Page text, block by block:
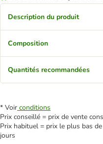
Description du produit
Composition
Quantités recommandées
* Voir conditions
Prix conseillé = prix de vente
Prix habituel = prix le plus bas
jours